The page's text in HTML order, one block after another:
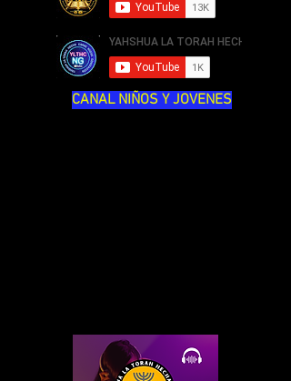
CANAL NIÑOS Y JOVENES